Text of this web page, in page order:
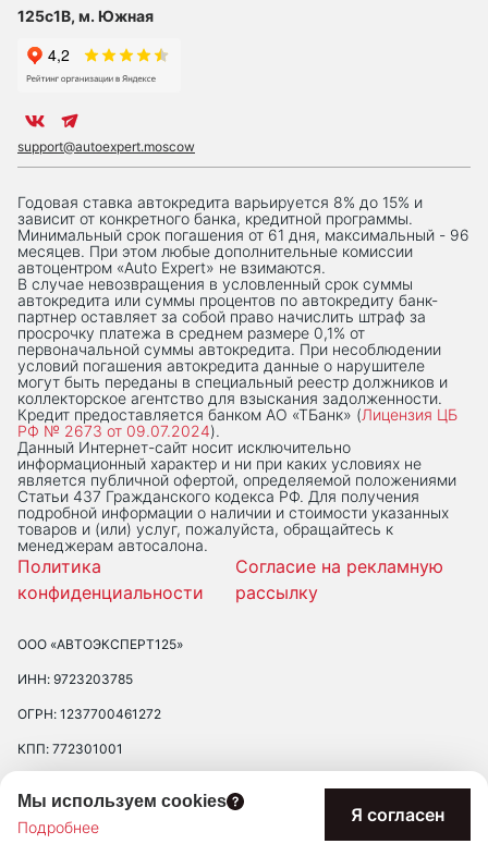
Мы используем cookies
Подробнее
Я согласен
125с1В, м. Южная
support@autoexpert.moscow
Годовая ставка автокредита варьируется 8% до 15% и
зависит от конкретного банка, кредитной программы.
Минимальный срок погашения от 61 дня, максимальный - 96
месяцев. При этом любые дополнительные комиссии
автоцентром «Auto Expert» не взимаются.
В случае невозвращения в условленный срок суммы
автокредита или суммы процентов по автокредиту банк-
партнер оставляет за собой право начислить штраф за
просрочку платежа в среднем размере 0,1% от
первоначальной суммы автокредита. При несоблюдении
условий погашения автокредита данные о нарушителе
могут быть переданы в специальный реестр должников и
коллекторское агентство для взыскания задолженности.
Кредит предоставляется банком АО «ТБанк» (Лицензия ЦБ
РФ № 2673 от 09.07.2024).
Данный Интернет-сaйт носит исключительно
информационный характер и ни при каких условиях не
является публичной офертой, определяемой положениями
Статьи 437 Гражданского кодекса РФ. Для получения
подробной информации о наличии и стоимости указанных
товаров и (или) услуг, пожалуйста, обращайтесь к
менеджерам автосалона.
Политика
конфиденциальности
Согласие на рекламную
рассылку
ООО «АВТОЭКСПЕРТ125»
ИНН: 9723203785
ОГРН: 1237700461272
КПП: 772301001
47, ПОМ. 2/Н